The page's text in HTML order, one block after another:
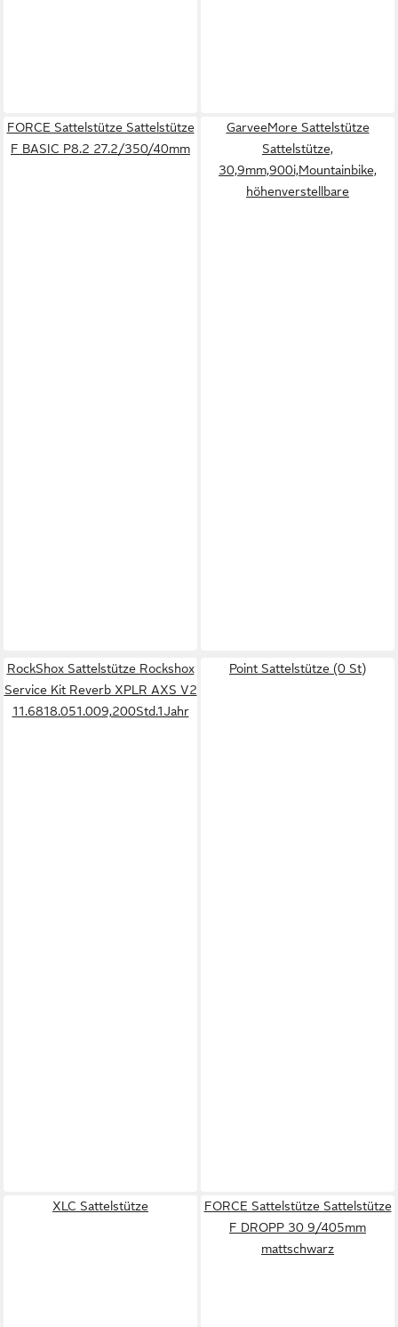
FORCE Sattelstütze Sattelstütze
F BASIC P8.2 27.2/350/40mm
GarveeMore Sattelstütze
Sattelstütze,
30,9mm,900i,Mountainbike,
höhenverstellbare
RockShox Sattelstütze Rockshox
Service Kit Reverb XPLR AXS V2
11.6818.051.009,200Std.1Jahr
Point Sattelstütze (0 St)
XLC Sattelstütze
FORCE Sattelstütze Sattelstütze
F DROPP 30 9/405mm
mattschwarz